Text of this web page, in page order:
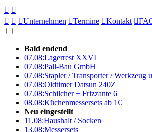
 
  Unternehmen Termine Kontakt 
Bald endend
07.08:Lagerrest XXVI
07.08:Pall-Bau GmbH
07.08:Stapler / Transporter / Werkzeug
07.08:Oldtimer Datsun 240Z
07.08:Schilcher + Frizzante 6
08.08:Küchenmessersets ab 1€
Neu eingestellt
11.08:Haushalt / Socken
13.08:Messersets